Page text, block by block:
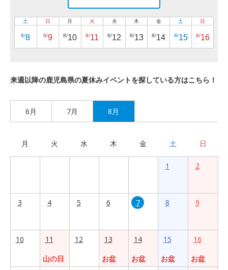
土
8/8
日
8/9
月
8/10
火
8/11
水
8/12
木
8/13
金
8/14
土
8/15
日
8/16
来週以降の鹿児島県の夏休みイベントを探している方はこちら！
6月 7月 8月
月 火 水 木 金 土 日
1 2
3 4 5 6 7 8 9
10
11
山の日
12
13
お盆
14
お盆
15
お盆
16
お盆